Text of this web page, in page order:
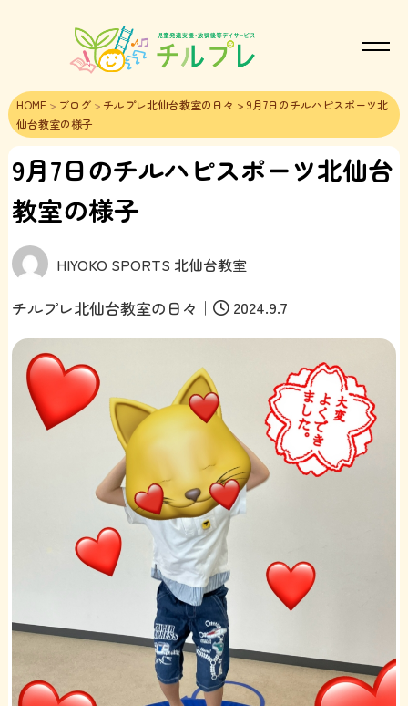
HOME> ブログ> チルプレ北仙台教室の日々 > 9月7日のチルハピスポーツ北
仙台教室の様子
9月7日のチルハピスポーツ北仙台
教室の様子
HIYOKO SPORTS 北仙台教室
チルプレ北仙台教室の日々 ｜ 2024.9.7